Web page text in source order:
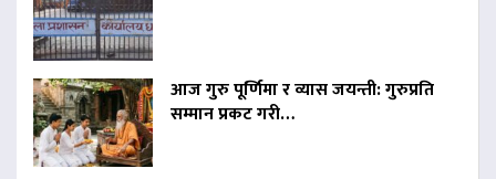
आज गुरु पूर्णिमा र व्यास जयन्ती: गुरुप्रति
सम्मान प्रकट गरी…